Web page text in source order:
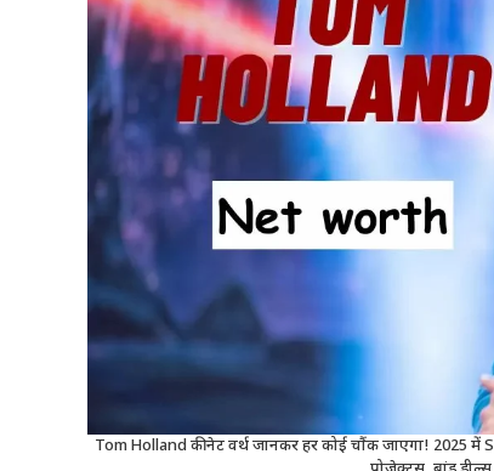
Tom Holland की नेट वर्थ जानकर हर कोई चौंक जाएगा! 2025 में